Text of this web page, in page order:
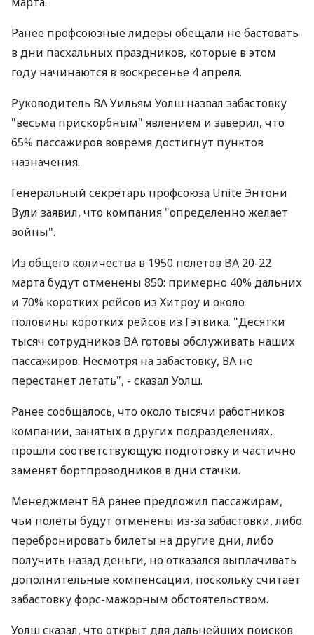
Ранее профсоюзные лидеры обещали не бастовать
в дни пасхальных праздников, которые в этом
году начинаются в воскресенье 4 апреля.
Руководитель ВА Уильям Уолш назвал забастовку
"весьма прискорбным" явлением и заверил, что
65% пассажиров вовремя достигнут пунктов
назначения.
Генеральный секретарь профсоюза Unite Энтони
Вули заявил, что компания "определенно желает
войны".
Из общего количества в 1950 полетов BA 20-22
марта будут отменены 850: примерно 40% дальних
и 70% коротких рейсов из Хитроу и около
половины коротких рейсов из Гэтвика. "Десятки
тысяч сотрудников BA готовы обслуживать наших
пассажиров. Несмотря на забастовку, ВА не
перестанет летать", - сказал Уолш.
Ранее сообщалось, что около тысячи работников
компании, занятых в других подразделениях,
прошли соответствующую подготовку и частично
заменят бортпроводников в дни стачки.
Менеджмент ВА ранее предложил пассажирам,
чьи полеты будут отменены из-за забастовки, либо
перебронировать билеты на другие дни, либо
получить назад деньги, но отказался выплачивать
дополнительные компенсации, поскольку считает
забастовку форс-мажорным обстоятельством.
Уолш сказал, что открыт для дальнейших поисков